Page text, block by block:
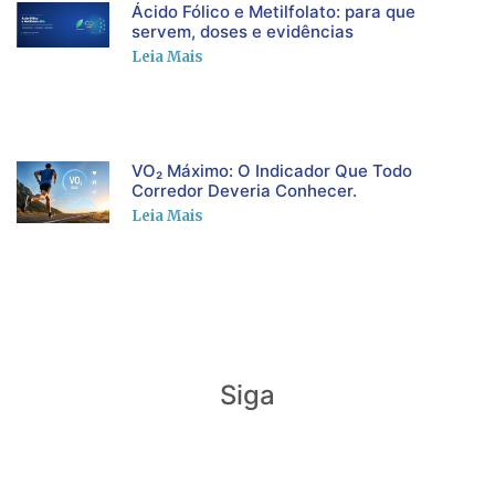
Ácido Fólico e Metilfolato: para que
servem, doses e evidências
Leia Mais
VO₂ Máximo: O Indicador Que Todo
Corredor Deveria Conhecer.
Leia Mais
Siga